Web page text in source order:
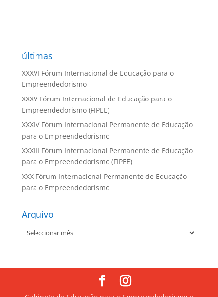
últimas
XXXVI Fórum Internacional de Educação para o
Empreendedorismo
XXXV Fórum Internacional de Educação para o
Empreendedorismo (FIPEE)
XXXIV Fórum Internacional Permanente de Educação
para o Empreendedorismo
XXXIII Fórum Internacional Permanente de Educação
para o Empreendedorismo (FIPEE)
XXX Fórum Internacional Permanente de Educação
para o Empreendedorismo
Arquivo
Arquivo